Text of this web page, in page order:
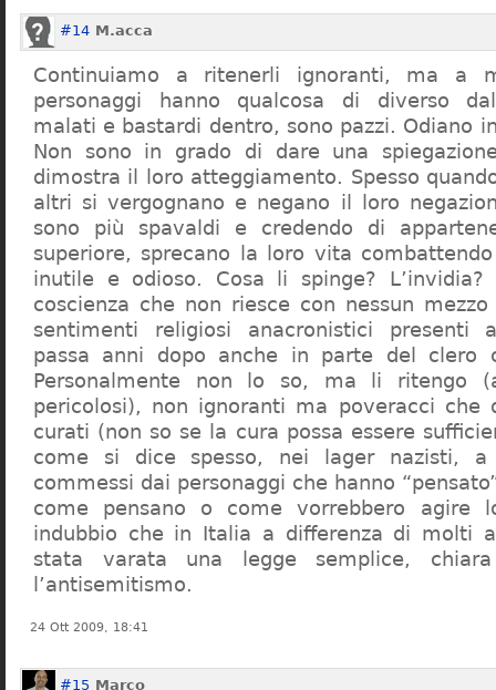
#14 M.acca
Continuiamo a ritenerli ignoranti, ma a
personaggi hanno qualcosa di diverso
malati e bastardi dentro, sono pazzi. Odiano
Non sono in grado di dare una
dimostra il loro atteggiamento. Spesso
altri si vergognano e negano il loro
sono più spavaldi e credendo di
superiore, sprecano la loro vita
inutile e odioso. Cosa li spinge?
coscienza che non riesce con nessun
sentimenti religiosi anacronistici presenti
passa anni dopo anche in parte del clero
Personalmente non lo so, ma li ritengo
pericolosi), non ignoranti ma poveracci che
curati (non so se la cura possa essere
come si dice spesso, nei lager nazisti,
commessi dai personaggi che hanno
come pensano o come vorrebbero agire
indubbio che in Italia a differenza di molti
stata varata una legge semplice,
l’antisemitismo.
24 Ott 2009, 18:41
#15 Marco